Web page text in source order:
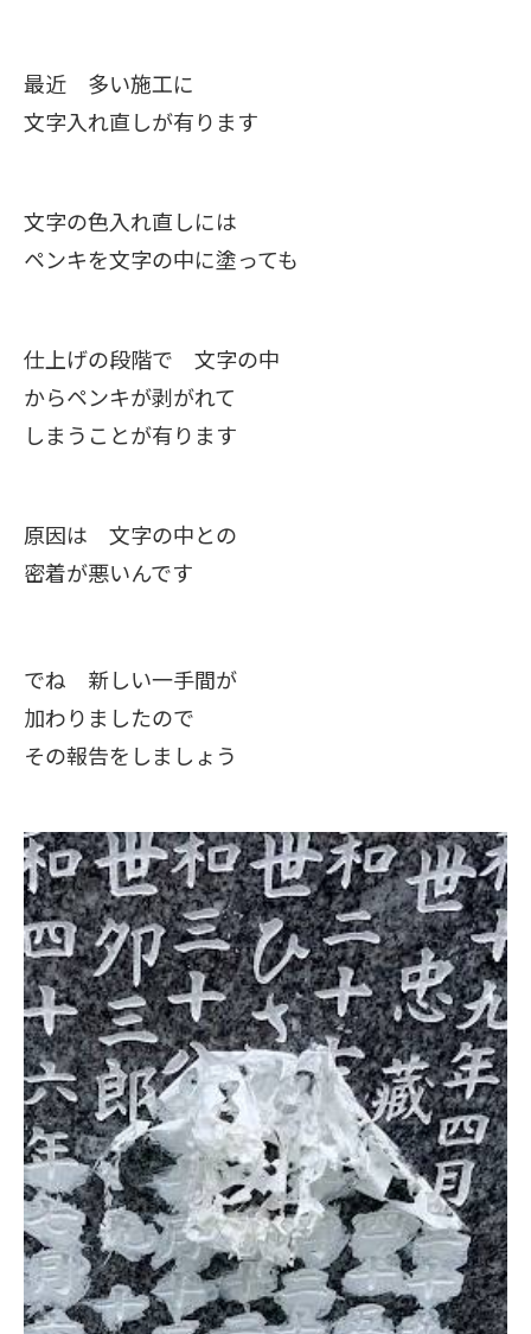
最近 多い施工に
文字入れ直しが有ります
文字の色入れ直しには
ペンキを文字の中に塗っても
仕上げの段階で 文字の中
からペンキが剥がれて
しまうことが有ります
原因は 文字の中との
密着が悪いんです
でね 新しい一手間が
加わりましたので
その報告をしましょう